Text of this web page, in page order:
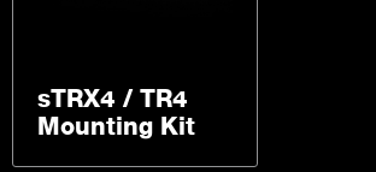
sTRX4 / TR4
Mounting Kit